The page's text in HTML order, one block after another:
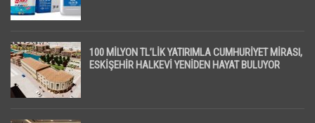
100 MİLYON TL’LİK YATIRIMLA CUMHURİYET MİRASI,
ESKİŞEHİR HALKEVİ YENİDEN HAYAT BULUYOR